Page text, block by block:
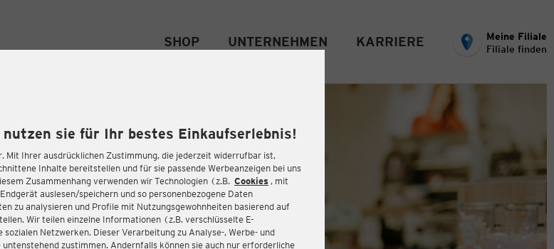
nutzen sie für Ihr bestes Einkaufserlebnis!
Mit Ihrer ausdrücklichen Zustimmung, die jederzeit widerrufbar ist,
Inhalte bereitstellen und für sie passende Werbeanzeigen bei uns
Zusammenhang verwenden wir Technologien (z.B. Cookies , mit
auslesen/speichern und so personenbezogene Daten
zu analysieren und Profile mit Nutzungsgewohnheiten basierend auf
Wir teilen einzelne Informationen (z.B. verschlüsselte E-
Netzwerken. Dieser Verarbeitung zu Analyse-, Werbe- und
untenstehend zustimmen. Andernfalls können sie auch nur erforderliche
SHOP UNTERNEHMEN KARRIERE
Meine Filiale
Filiale finden